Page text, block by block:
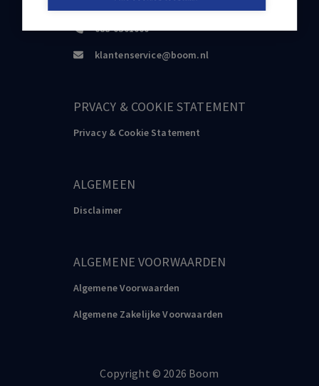
088-0301000
klantenservice@boom.nl
PRVACY & COOKIE STATEMENT
Privacy & Cookie Statement
ALGEMEEN
Disclaimer
ALGEMENE VOORWAARDEN
Algemene Voorwaarden
Algemene Zakelijke Voorwaarden
Copyright ©️ 2026 Boom